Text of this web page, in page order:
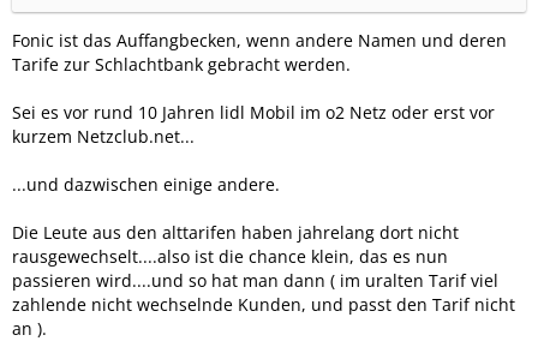
Fonic ist das Auffangbecken, wenn andere Namen und deren
Tarife zur Schlachtbank gebracht werden.
Sei es vor rund 10 Jahren lidl Mobil im o2 Netz oder erst vor
kurzem Netzclub.net...
...und dazwischen einige andere.
Die Leute aus den alttarifen haben jahrelang dort nicht
rausgewechselt....also ist die chance klein, das es nun
passieren wird....und so hat man dann ( im uralten Tarif viel
zahlende nicht wechselnde Kunden, und passt den Tarif nicht
an ).